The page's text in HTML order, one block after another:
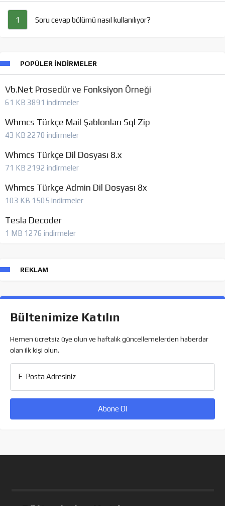
1 Soru cevap bölümü nasıl kullanılıyor?
POPÜLER İNDIRMELER
Vb.Net Prosedür ve Fonksiyon Örneği
61 KB 3891 indirmeler
Whmcs Türkçe Mail Şablonları Sql Zip
43 KB 2270 indirmeler
Whmcs Türkçe Dil Dosyası 8.x
71 KB 2192 indirmeler
Whmcs Türkçe Admin Dil Dosyası 8x
103 KB 1505 indirmeler
Tesla Decoder
1 MB 1276 indirmeler
REKLAM
Bültenimize Katılın
Hemen ücretsiz üye olun ve haftalık güncellemelerden haberdar
olan ilk kişi olun.
E-Posta Adresiniz